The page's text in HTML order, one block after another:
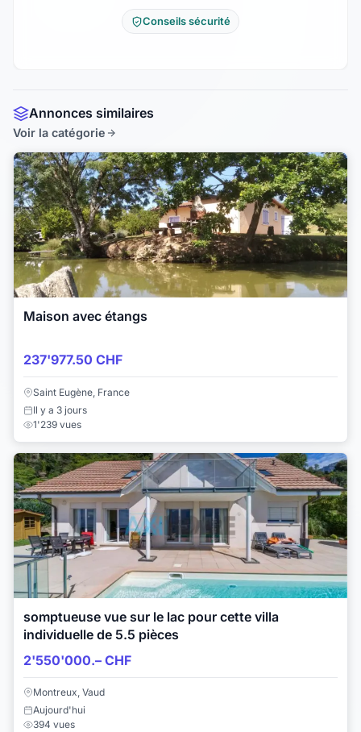
Conseils sécurité
Annonces similaires
Voir la catégorie
Maison avec étangs
237'977.50 CHF
Saint Eugène, France
Il y a 3 jours
1'239 vues
somptueuse vue sur le lac pour cette villa
individuelle de 5.5 pièces
2'550'000.– CHF
Montreux, Vaud
Aujourd'hui
394 vues